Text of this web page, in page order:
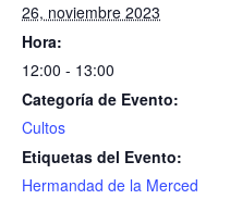
26, noviembre 2023
Hora:
12:00 - 13:00
Categoría de Evento:
Cultos
Etiquetas del Evento:
Hermandad de la Merced